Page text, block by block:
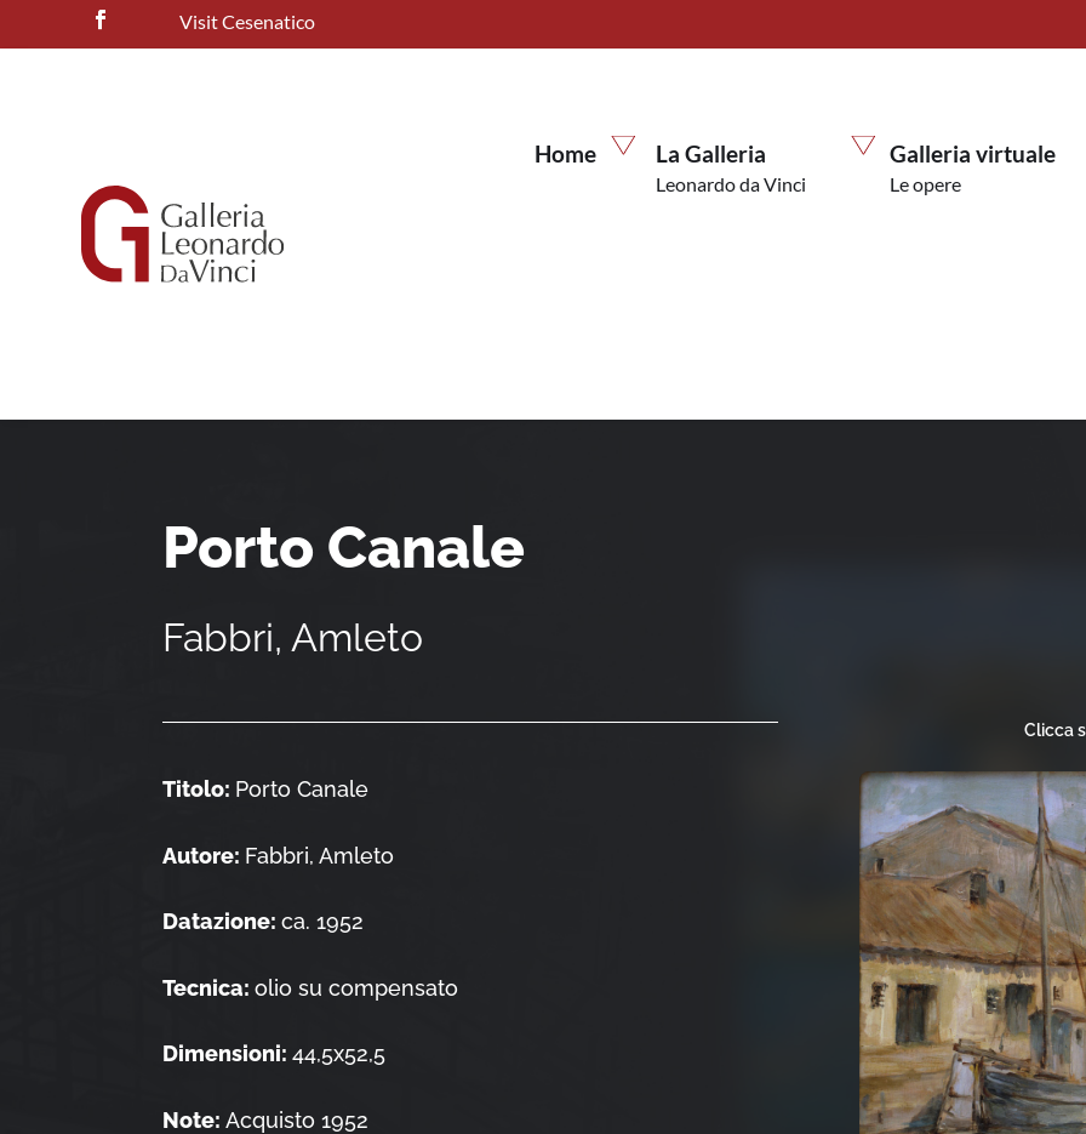
Visit Cesenatico
Home La Galleria
Leonardo da Vinci
Galleria virtuale
Le opere
Porto Canale
Fabbri, Amleto
Titolo: Porto Canale
Autore: Fabbri, Amleto
Datazione:ca. 1952
Tecnica:olio su compensato
Dimensioni:44,5x52,5
Note:Acquisto 1952
Clicca